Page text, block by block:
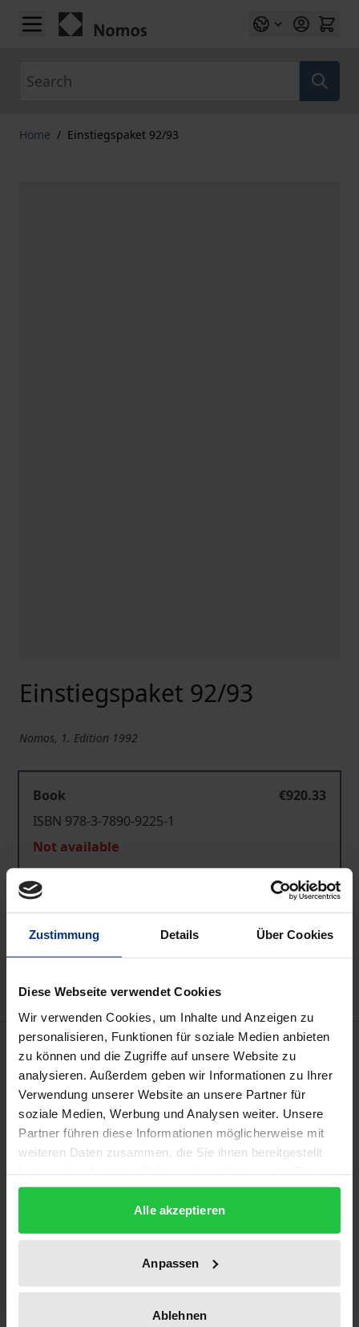
Zustimmung Details Über Cookies
Diese Webseite verwendet Cookies
Wir verwenden Cookies, um Inhalte und Anzeigen zu
personalisieren, Funktionen für soziale Medien anbieten
zu können und die Zugriffe auf unsere Website zu
analysieren. Außerdem geben wir Informationen zu Ihrer
Verwendung unserer Website an unsere Partner für
soziale Medien, Werbung und Analysen weiter. Unsere
Partner führen diese Informationen möglicherweise mit
weiteren Daten zusammen, die Sie ihnen bereitgestellt
gesammelt haben.
Alle akzeptieren
Anpassen
Ablehnen
Skip to Content
Home / Einstiegspaket 92/93
Einstiegspaket 92/93
Nomos, 1. Edition 1992
Book
€920.33
ISBN 978-3-7890-9225-1
Not available
Add to Cart
Add to Wish List
Delivery cost notice
Bibliographical data
Edition
1
ISBN
Publication Date
Sep 24, 1992